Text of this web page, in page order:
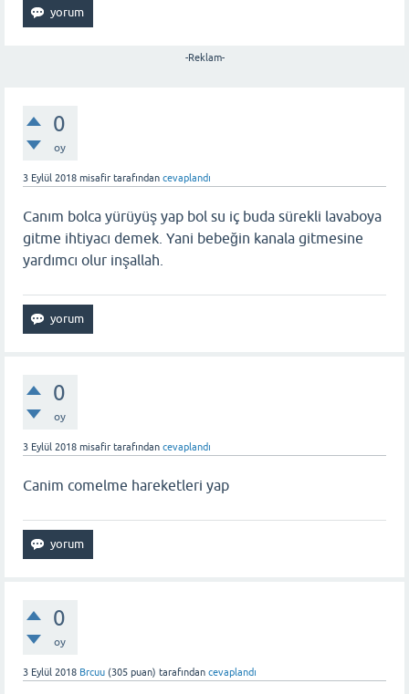
-Reklam-
0
oy
3 Eylül 2018 misafir tarafından cevaplandı
Canım bolca yürüyüş yap bol su iç buda sürekli lavaboya
gitme ihtiyacı demek. Yani bebeğin kanala gitmesine
yardımcı olur inşallah.
0
oy
3 Eylül 2018 misafir tarafından cevaplandı
Canim comelme hareketleri yap
0
oy
3 Eylül 2018 Brcuu (305 puan) tarafından cevaplandı